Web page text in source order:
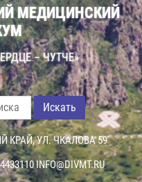
МЕДИЦИНСКИЙ
– ЧУТЧЕ»
Искать
КРАЙ, УЛ. ЧКАЛОВА 59
INFO@DIVMT.RU